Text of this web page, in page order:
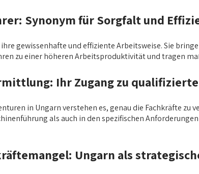
Synonym für Sorgfalt und
gewissenhafte und effiziente Arbeitsweise. Sie
zu einer höheren Arbeitsproduktivität und tragen
Ihr Zugang zu
in Ungarn verstehen es, genau die Fachkräfte
als auch in den spezifischen
Ungarn als